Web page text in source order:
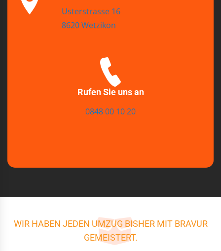
Usterstrasse 16
8620 Wetzikon
Rufen Sie uns an
0848 00 10 20
WIR HABEN JEDEN UMZUG BISHER MIT BRAVUR
GEMEISTERT.